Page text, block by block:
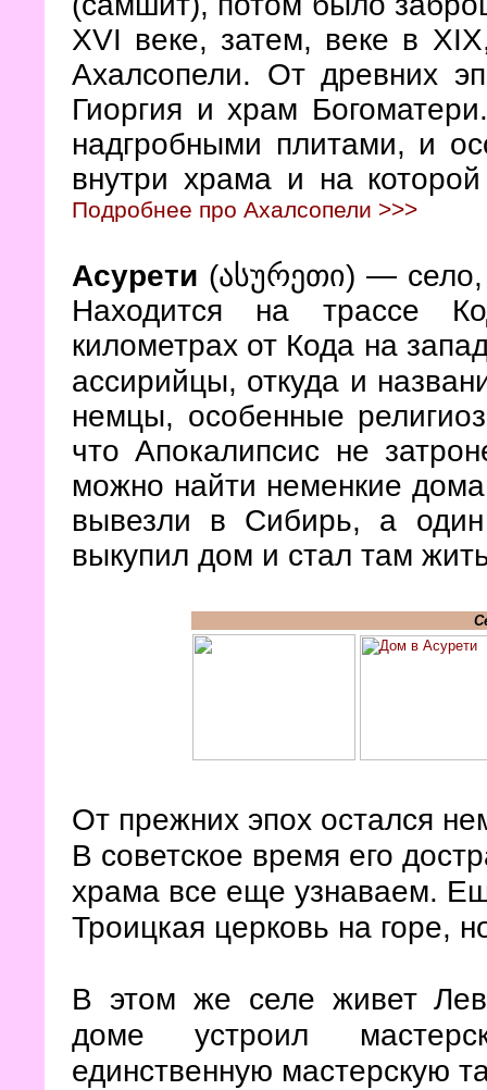
XVI веке, затем, веке в
Ахалсопели. От древних
Гиоргия и храм
надгробными плитами, и
внутри храма и на
Подробнее про Ахалсопели >>>
Асурети (ასურეთი) — село,
Находится на трассе
километрах от Кода на
ассирийцы, откуда и
немцы, особенные
что Апокалипсис не
можно найти неменкие
вывезли в Сибирь, а один
выкупил дом и стал там
От прежних эпох остался
В советское время его
храма все еще узнаваем.
Троицкая церковь на горе,
В этом же селе живет
доме устроил
единственную мастерскую